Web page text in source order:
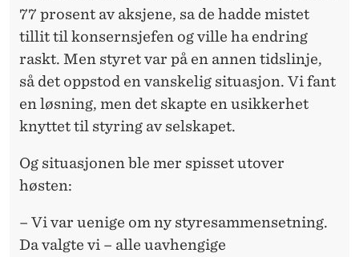
77 prosent av aksjene, sa de hadde mistet
tillit til konsernsjefen og ville ha endring
raskt. Men styret var på en annen tidslinje,
så det oppstod en vanskelig situasjon. Vi fant
en løsning, men det skapte en usikkerhet
knyttet til styring av selskapet.
Og situasjonen ble mer spisset utover
høsten:
– Vi var uenige om ny styresammensetning.
Da valgte vi – alle uavhengige